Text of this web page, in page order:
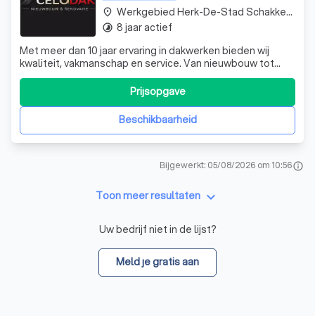
Met meer dan 10 jaar ervaring in dakwerken bieden wij
kwaliteit, vakmanschap en service. Van nieuwbouw tot
renovatie en herstellingen: wij zorgen voor duurzame
oplossingen en een perfecte afwerking.
Beschikbaarheid
Prijsopgave
place Werkgebied Herk-De-Stad Schakkebroek
timelapse 8 jaar actief
Bijgewerkt: 05/08/2026 om 10:56info
Toon meer resultaten keyboard_arrow_down
Uw bedrijf niet in de lijst?
Meld je gratis aan